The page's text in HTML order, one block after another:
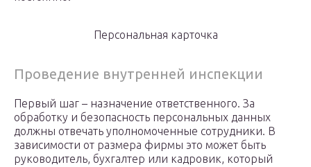
Персональная карточка
Проведение внутренней инспекции
Первый шаг – назначение ответственного. За
обработку и безопасность персональных данных
должны отвечать уполномоченные сотрудники. В
зависимости от размера фирмы это может быть
руководитель, бухгалтер или кадровик, который